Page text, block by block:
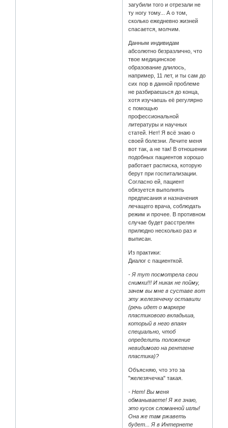
загубили того и отрезали не
ту ногу тому... А о том,
сколько ежедневно жизней
спасается, молчим.
Данным индивидам
абсолютно безразлично, что
твое медицинское
образование длилось,
например, 11 лет, и ты сам до
сих пор в данной проблеме
не разбираешься до конца,
хотя изучаешь её регулярно
с помощью
профессиональной
литературы и научных
статей. Нет! Я всё знаю о
своей болезни. Лечите меня
вот так, а не так! В отношении
подобных пациентов хорошо
работает расписка, которую
берут при госпитализации.
Согласно ей, пациент
обязуется выполнять
предписания и назначения
лечащего врача, соблюдать
режим и прочее. В противном
случае будет расстрелян
прилюдно несколько раз и
выписан.
Из практики:
Диалог с пациенткой.
- Я тут посмотрела свои
снимки!!! И никак не пойму,
зачем вы мне в суставе вот
эту железячечку оставили
(речь идет о маркере
пластикового вкладыша,
который в него впаян
специально, чтоб
определить положение
невидимого на рентгене
пластика)?
Объясняю, что это за
"железячечка" такая.
- Нет! Вы меня
обманываете! Я же знаю,
это кусок сломанной иглы!
Она же там ржаветь
будет... Я в Интернете